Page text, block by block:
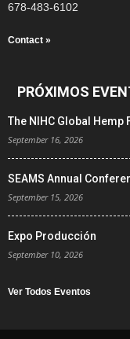
678-483-6102
Contact »
PRÓXIMOS
The NIHC Global Hemp
September 16, 2026
SEAMS Annual
September 15, 2026
Expo Producción
September 10, 2026
Ver Todos Eventos